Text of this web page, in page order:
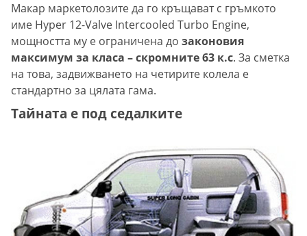
Макар маркетолозите да го кръщават с гръмкото
име Hyper 12-Valve Intercooled Turbo Engine,
мощността му е ограничена до законовия
максимум за класа – скромните 63 к.с. За сметка
на това, задвижването на четирите колела е
стандартно за цялата гама.
Тайната е под седалките